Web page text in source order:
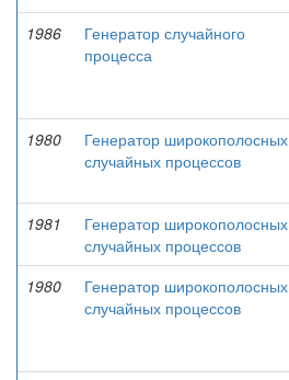
1986
Генератор случайного
процесса
1980
Генератор широкополосных
случайных процессов
1981
Генератор широкополосных
случайных процессов
1980
Генератор широкополосных
случайных процессов